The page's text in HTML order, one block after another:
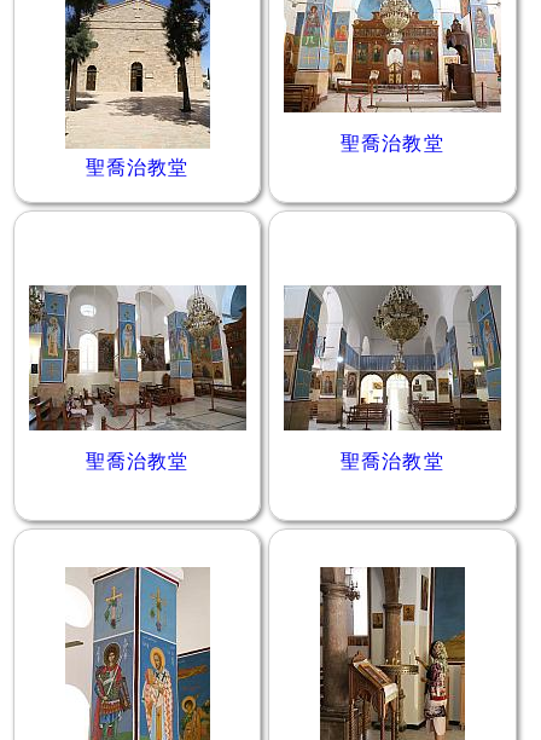
聖喬治教堂
聖喬治教堂
聖喬治教堂 聖喬治教堂